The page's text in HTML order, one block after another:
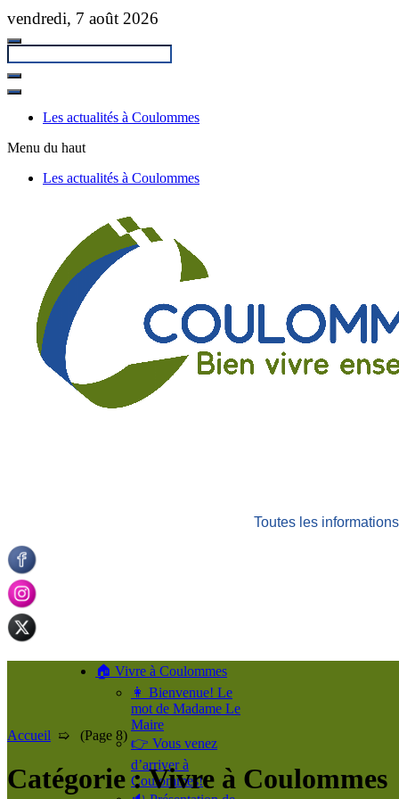
Passer
contenu
principal
vendredi, 7 août 2026
Fermer
rechercheLes actualités à Coulommes
Menu du haut
Les actualités à Coulommes
Toutes les
🏠 Vivre à Coulommes
👩 Bienvenue! Le
mot de Madame Le
Maire
👉 Vous venez
d’arriver à
Coulommes!
Accueil ➯ (Page 8)
Catégorie :Vivre à Coulommes